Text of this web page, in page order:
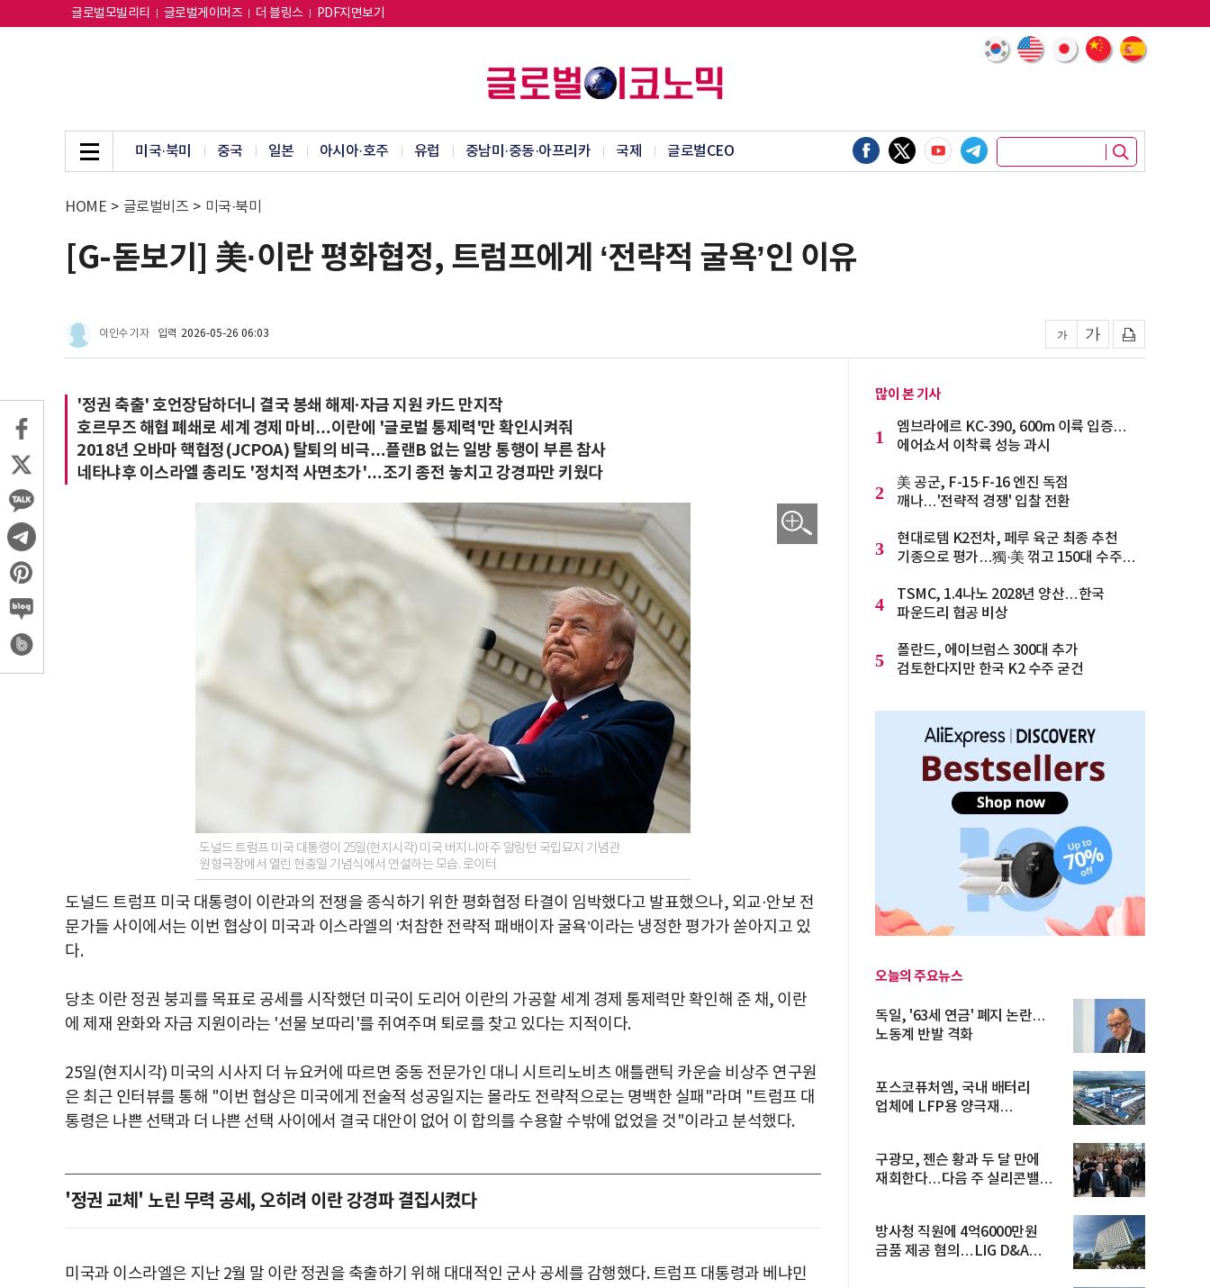
글로벌모빌리티 글로벌게이머즈 더 블링스 PDF지면보기
미국·북미 중국 일본 아시아·호주 유럽 중남미·중동·아프리카 국제 글로벌CEO
HOME > 글로벌비즈 > 미국·북미
[G-돋보기] 美·이란 평화협정, 트럼프에게 ‘전략적 굴욕’인 이유
이인수 기자 입력 2026-05-26 06:03
'정권 축출' 호언장담하더니 결국 봉쇄 해제·자금 지원 카드 만지작
호르무즈 해협 폐쇄로 세계 경제 마비…이란에 '글로벌 통제력'만 확인시켜줘
2018년 오바마 핵협정(JCPOA) 탈퇴의 비극…플랜B 없는 일방 통행이 부른 참사
네타냐후 이스라엘 총리도 '정치적 사면초가'…조기 종전 놓치고 강경파만 키웠다
도널드 트럼프 미국 대통령이 25일(현지시각) 미국 버지니아주 알링턴 국립묘지 기념관
원형극장에서 열린 현충일 기념식에서 연설하는 모습. 로이터
도널드 트럼프 미국 대통령이 이란과의 전쟁을 종식하기 위한 평화협정 타결이 임박했다고 발표했으나, 외교·안보 전
문가들 사이에서는 이번 협상이 미국과 이스라엘의 ‘처참한 전략적 패배이자 굴욕’이라는 냉정한 평가가 쏟아지고 있
다.
당초 이란 정권 붕괴를 목표로 공세를 시작했던 미국이 도리어 이란의 가공할 세계 경제 통제력만 확인해 준 채, 이란
에 제재 완화와 자금 지원이라는 '선물 보따리'를 쥐여주며 퇴로를 찾고 있다는 지적이다.
25일(현지시각) 미국의 시사지 더 뉴요커에 따르면 중동 전문가인 대니 시트리노비츠 애틀랜틱 카운슬 비상주 연구원
은 최근 인터뷰를 통해 "이번 협상은 미국에게 전술적 성공일지는 몰라도 전략적으로는 명백한 실패"라며 "트럼프 대
통령은 나쁜 선택과 더 나쁜 선택 사이에서 결국 대안이 없어 이 합의를 수용할 수밖에 없었을 것"이라고 분석했다.
'정권 교체' 노린 무력 공세, 오히려 이란 강경파 결집시켰다
미국과 이스라엘은 지난 2월 말 이란 정권을 축출하기 위해 대대적인 군사 공세를 감행했다. 트럼프 대통령과 베냐민
많이 본 기사
1
엠브라에르 KC-390, 600m 이륙 입증…
에어쇼서 이착륙 성능 과시
2
美 공군, F-15·F-16 엔진 독점
깨나…'전략적 경쟁' 입찰 전환
3
현대로템 K2전차, 페루 육군 최종 추천
기종으로 평가…獨·美 꺾고 150대 수주
4
TSMC, 1.4나노 2028년 양산…한국
파운드리 협공 비상
5
폴란드, 에이브럼스 300대 추가
검토한다지만 한국 K2 수주 굳건
오늘의 주요뉴스
독일, '63세 연금' 폐지 논란…
노동계 반발 격화
포스코퓨처엠, 국내 배터리
업체에 LFP용 양극재
구광모, 젠슨 황과 두 달 만에
재회한다…다음 주 실리콘밸리
방사청 직원에 4억6000만원
금품 제공 혐의…LIG D&A